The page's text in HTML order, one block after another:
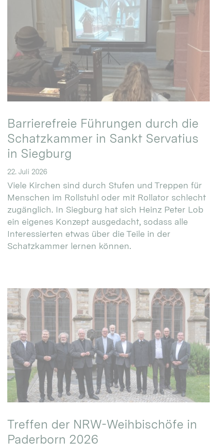
Barrierefreie Führungen durch die
Schatzkammer in Sankt Servatius
in Siegburg
22. Juli 2026
Viele Kirchen sind durch Stufen und Treppen für
Menschen im Rollstuhl oder mit Rollator schlecht
zugänglich. In Siegburg hat sich Heinz Peter Lob
ein eigenes Konzept ausgedacht, sodass alle
Interessierten etwas über die Teile in der
Schatzkammer lernen können.
Treffen der NRW-Weihbischöfe in
Paderborn 2026